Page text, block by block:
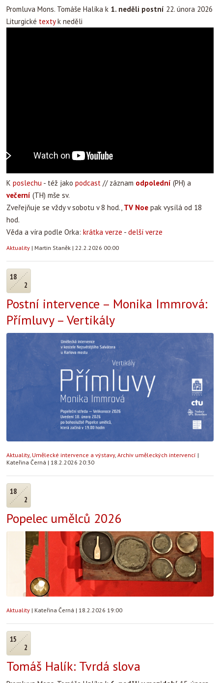
Promluva Mons. Tomáše Halíka k 1. neděli postní 22. února 2026
Liturgické textyk neděli
K poslechu - též jako podcast // záznam odpolední (PH) a
večerní (TH) mše sv.
Zveřejňuje se vždy v sobotu v 8 hod., TV Noe pak vysílá od 18
hod.
Věda a víra podle Orka: krátka verze - delší verze
Aktuality | Martin Staněk | 22.2.2026 00:00
18
2
Postní intervence – Monika Immrová:
Přímluvy – Vertikály
Aktuality, Umělecké intervence a výstavy, Archiv uměleckých intervencí |
Kateřina Černá | 18.2.2026 20:30
18
2
Popelec umělců 2026
Aktuality | Kateřina Černá | 18.2.2026 19:00
15
2
Tomáš Halík: Tvrdá slova